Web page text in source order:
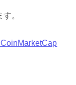
。